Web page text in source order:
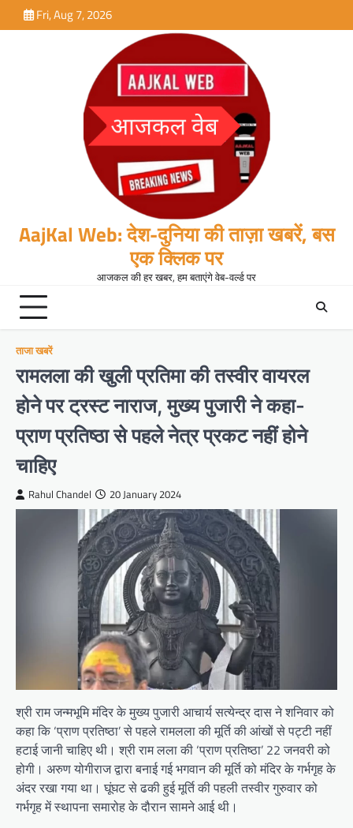
to
Fri, Aug 7, 2026
AajKal Web: देश-दुनिया की ताज़ा खबरें, बस
एक क्लिक पर
आजकल की हर खबर, हम बताएंगे वेब-वर्ल्ड पर
ताजा खबरें
रामलला की खुली प्रतिमा की तस्वीर वायरल
होने पर ट्रस्ट नाराज, मुख्य पुजारी ने कहा-
प्राण प्रतिष्ठा से पहले नेत्र प्रकट नहीं होने
चाहिए
Rahul Chandel 20 January 2024
श्री राम जन्मभूमि मंदिर के मुख्य पुजारी आचार्य सत्येन्द्र दास ने शनिवार को
कहा कि ‘प्राण प्रतिष्ठा’ से पहले रामलला की मूर्ति की आंखों से पट्टी नहीं
हटाई जानी चाहिए थी। श्री राम लला की ‘प्राण प्रतिष्ठा’ 22 जनवरी को
होगी। अरुण योगीराज द्वारा बनाई गई भगवान की मूर्ति को मंदिर के गर्भगृह के
अंदर रखा गया था। घूंघट से ढकी हुई मूर्ति की पहली तस्वीर गुरुवार को
गर्भगृह में स्थापना समारोह के दौरान सामने आई थी।